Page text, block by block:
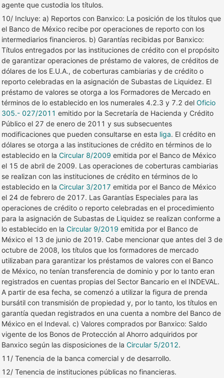
agente que custodia los títulos.
10/ Incluye: a) Reportos con Banxico: La posición de los títulos que
el Banco de México recibe por operaciones de reporto con los
intermediarios financieros. b) Garantías recibidas por Banxico:
Títulos entregados por las instituciones de crédito con el propósito
de garantizar operaciones de préstamo de valores, de créditos de
dólares de los E.U.A., de coberturas cambiarias y de crédito o
reporto celebradas en la asignación de Subastas de Liquidez. El
préstamo de valores se otorga a los Formadores de Mercado en
términos de lo establecido en los numerales 4.2.3 y 7.2 del Oficio
305.- 027/2011 emitido por la Secretaría de Hacienda y Crédito
Público el 27 de enero de 2011 y sus subsecuentes
modificaciones que pueden consultarse en esta liga. El crédito en
dólares se otorga a las instituciones de crédito en términos de lo
establecido en la Circular 8/2009 emitida por el Banco de México
el 15 de abril de 2009. Las operaciones de coberturas cambiarias
se realizan con las instituciones de crédito en términos de lo
establecido en la Circular 3/2017 emitida por el Banco de México
el 24 de febrero de 2017. Las Garantías Especiales para las
operaciones de crédito o reporto celebradas en el procedimiento
para la asignación de Subastas de Liquidez se realizan conforme a
lo establecido en la Circular 9/2019 emitida por el Banco de
México el 13 de junio de 2019. Cabe mencionar que antes del 3 de
octubre de 2008, los títulos que los formadores de mercado
utilizaban para garantizar los préstamos de valores con el Banco
de México, no tenían transferencia de dominio y por lo tanto eran
registrados en cuentas propias del Sector Bancario en el INDEVAL.
A partir de esa fecha, se comenzó a utilizar la figura de prenda
bursátil con transmisión de propiedad y, por lo tanto, los títulos en
garantía quedan registrados en una cuenta a nombre del Banco de
México en el Indeval. c) Valores comprados por Banxico: Saldo
vigente de los Bonos de Protección al Ahorro adquiridos por
Banxico según las disposiciones de la Circular 5/2012.
11/ Tenencia de la banca comercial y de desarrollo.
12/ Tenencia de instituciones públicas no financieras.